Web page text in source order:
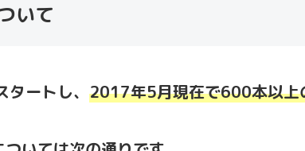
いて
ートし、 2017年5月現在で600本以上